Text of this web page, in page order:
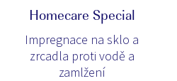
Homecare Special
Impregnace na sklo a
zrcadla proti vodě a
zamlžení